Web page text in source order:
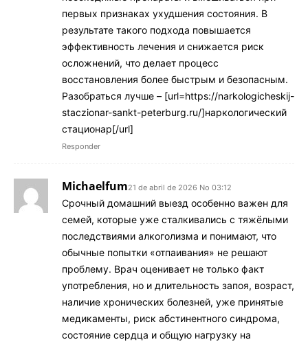
первых признаках ухудшения состояния. В
результате такого подхода повышается
эффективность лечения и снижается риск
осложнений, что делает процесс
восстановления более быстрым и безопасным.
Разобраться лучше – [url=https://narkologicheskij-
staczionar-sankt-peterburg.ru/]наркологический
стационар[/url]
Responder
Michaelfum21 de abril de 2026 No 03:12
Срочный домашний выезд особенно важен для
семей, которые уже сталкивались с тяжёлыми
последствиями алкоголизма и понимают, что
обычные попытки «отпаивания» не решают
проблему. Врач оценивает не только факт
употребления, но и длительность запоя, возраст,
наличие хронических болезней, уже принятые
медикаменты, риск абстинентного синдрома,
состояние сердца и общую нагрузку на